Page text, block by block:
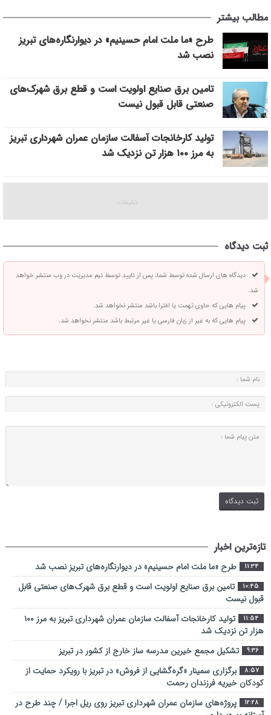
مطالب بیشتر
طرح «ما ملت امام حسینیم» در دیوارنگاره‌های تبریز
نصب شد
تامین برق صنایع اولویت است و قطع برق شهرک‌های
صنعتی قابل قبول نیست
تولید کارخانجات آسفالت سازمان عمران شهرداری تبریز
به مرز ۱۰۰ هزار تن نزدیک شد
ثبت دیدگاه
دیدگاه های ارسال شده توسط شما، پس از تایید توسط تیم مدیریت در وب منتشر خواهد
شد.
پیام هایی که حاوی تهمت یا افترا باشد منتشر نخواهد شد.
پیام هایی که به غیر از زبان فارسی یا غیر مرتبط باشد منتشر نخواهد شد.
تازه‌ترین اخبار
11:34 طرح «ما ملت امام حسینیم» در دیوارنگاره‌های تبریز نصب شد
10:45
تامین برق صنایع اولویت است و قطع برق شهرک‌های صنعتی قابل
قبول نیست
11:54
تولید کارخانجات آسفالت سازمان عمران شهرداری تبریز به مرز ۱۰۰
هزار تن نزدیک شد
9:36 تشکیل مجمع خیرین مدرسه ‌ساز خارج از کشور در تبریز
8:57
برگزاری سمینار «گره‌گشایی از فروش» در تبریز با رویکرد حمایت از
کودکان خیریه فرزندان رحمت
12:28
پروژه‌های سازمان عمران شهرداری تبریز روی ریل اجرا / چند طرح در